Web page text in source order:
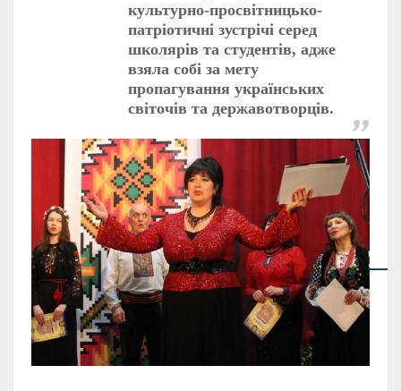
культурно-просвітницько-
патріотичні зустрічі серед
школярів та студентів, адже
взяла собі за мету
пропагування українських
світочів та державотворців.